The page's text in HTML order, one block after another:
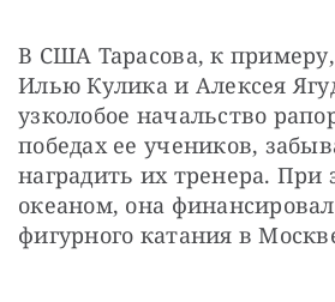
В США Тарасова, к примеру,
Илью Кулика и Алексея
узколобое начальство
победах ее учеников,
наградить их тренера. При
океаном, она
фигурного катания в